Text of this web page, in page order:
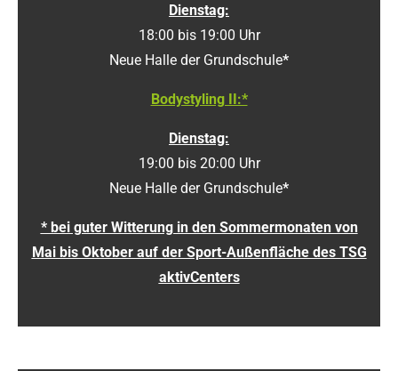
Dienstag:
18:00 bis 19:00 Uhr
Neue Halle der Grundschule*
Bodystyling II:*
Dienstag:
19:00 bis 20:00 Uhr
Neue Halle der Grundschule*
* bei guter Witterung in den Sommermonaten von
Mai bis Oktober auf der Sport-Außenfläche des TSG
aktivCenters